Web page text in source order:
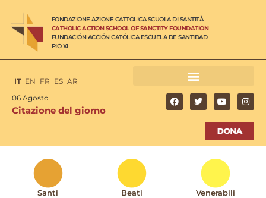
FONDAZIONE AZIONE CATTOLICA SCUOLA DI SANTITÀ
CATHOLIC ACTION SCHOOL OF SANCTITY FOUNDATION
FUNDACIÓN ACCIÓN CATÓLICA ESCUELA DE SANTIDAD
PIO XI
IT EN FR ES AR
06 Agosto
Citazione del giorno
Santi Beati Venerabili